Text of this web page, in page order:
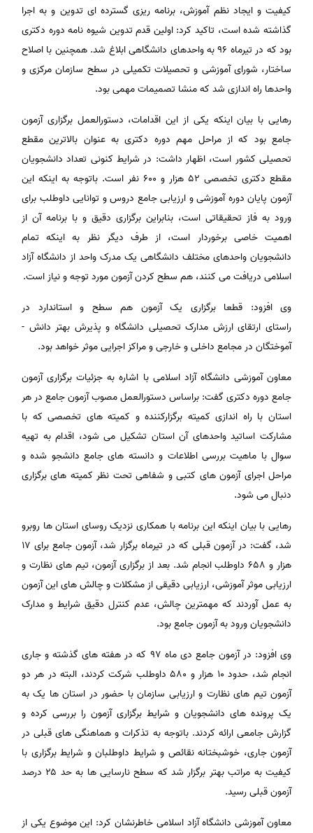
کیفیت و ایجاد نظم آموزش، برنامه ریزی گسترده ای تدوین و به اجرا
گذاشته شده است، تاکید کرد: اولین قدم تدوین شیوه نامه دوره دکتری
بود که در تیرماه ۹۶ به واحدهای دانشگاهی ابلاغ شد. همچنین با اصلاح
ساختار، شورای آموزشی و تحصیلات تکمیلی در سطح سازمان مرکزی و
واحدها راه اندازی شد که منشا تصمیمات مهمی بود.
رهایی با بیان اینکه یکی از این اقدامات، دستورالعمل برگزاری آزمون
جامع بود که از مراحل مهم دوره دکتری به عنوان بالاترین مقطع
تحصیلی کشور است، اظهار داشت: در شرایط کنونی تعداد دانشجویان
مقطع دکتری تخصصی ۵۲ هزار و ۶۰۰ نفر است. باتوجه به اینکه این
آزمون پایان دوره آموزشی و ارزیابی جامع دروس و توانایی داوطلب برای
ورود به فاز تحقیقاتی است، بنابراین برگزاری دقیق و با برنامه آن از
اهمیت خاصی برخوردار است، از طرف دیگر نظر به اینکه تمام
دانشجویان واحدهای مختلف دانشگاهی یک مدرک واحد از دانشگاه آزاد
اسلامی دریافت می کنند، هم سطح کردن آزمون مورد توجه و نیاز است.
وی افزود: قطعا برگزاری یک آزمون هم سطح و استاندارد در
راستای ارتقای ارزش مدارک تحصیلی دانشگاه و پذیرش بهتر دانش ­
آموختگان در مجامع داخلی و خارجی و مراکز اجرایی موثر خواهد بود.
معاون آموزشی دانشگاه آزاد اسلامی با اشاره به جزئیات برگزاری آزمون
جامع دوره دکتری گفت: براساس دستورالعمل مصوب آزمون جامع در هر
استان با راه ­اندازی کمیته برگزارکننده و کمیته های تخصصی که با
مشارکت اساتید واحدهای آن استان تشکیل می شود، اقدام به تهیه
سوال با ماهیت بررسی اطلاعات و دانسته های جامع دانشجو شده و
مراحل اجرای آزمون های کتبی و شفاهی تحت نظر کمیته های برگزاری
دنبال می شود.
رهایی با بیان اینکه این برنامه با همکاری نزدیک روسای استان ها روبرو
شد، گفت: در آزمون قبلی که در تیرماه برگزار شد، آزمون جامع برای ۱۷
هزار و ۶۵۸ داوطلب انجام شد. بعد از برگزاری آزمون، تیم های نظارت و
ارزیابی موثر آموزشی، ارزیابی دقیقی از مشکلات و چالش های این آزمون
به عمل آوردند که مهمترین چالش، عدم کنترل دقیق شرایط و مدارک
دانشجویان ورود به آزمون جامع بود.
وی افزود: در آزمون جامع دی ماه ۹۷ که در هفته های گذشته و جاری
انجام شد، حدود ۱۰ هزار و ۵۸۰ داوطلب شرکت کردند، البته در هر دو
آزمون تیم های نظارت و ارزیابی سازمان با حضور در استان ها یک به
یک پرونده های دانشجویان و شرایط برگزاری آزمون را بررسی کرده و
گزارش جامعی ارائه کردند. باتوجه به تذکرات و هماهنگی های قبلی در
آزمون جاری، خوشبختانه نقائص و شرایط داوطلبان و شرایط برگزاری با
کیفیت به مراتب بهتر برگزار شد که سطح نارسایی ها به حد ۲۵ درصد
آزمون قبلی رسید.
معاون آموزشی دانشگاه آزاد اسلامی خاطرنشان کرد: این موضوع یکی از